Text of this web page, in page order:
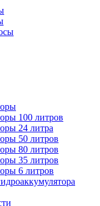
100 литров
24 литра
50 литров
80 литров
35 литров
6 литров